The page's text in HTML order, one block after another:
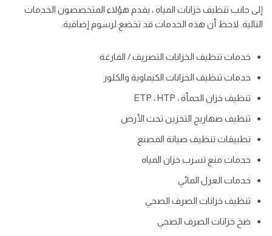
إلى جانب تنظيف خزانات المياه ، يقدم هؤلاء المتخصصون الخدمات
التالية. لاحظ أن هذه الخدمات قد تخضع لرسوم إضافية:
خدمات تنظيف الخزانات التصريف / الفارغة
خدمات تنظيف الخزانات الكيماوية والكلور
تنظيف خزان الحمأة ، ETP ، HTP
تنظيف صهاريج التخزين تحت الأرض
تطبيقات تنظيف صيانة المصنع
خدمات منع تسرب خزان المياه
خدمات العزل المائي
تنظيف خزانات الصرف الصحي
ضخ خزانات الصرف الصحي